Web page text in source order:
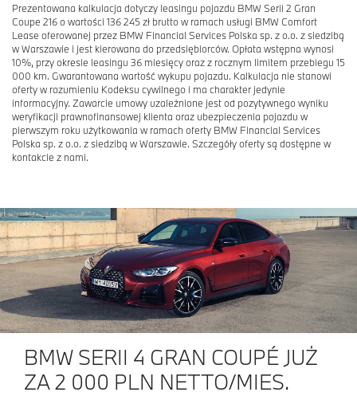
Prezentowana kalkulacja dotyczy leasingu pojazdu BMW Serii 2 Gran
Coupe 216 o wartości 136 245 zł brutto w ramach usługi BMW Comfort
Lease oferowanej przez BMW Financial Services Polska sp. z o.o. z siedzibą
w Warszawie i jest kierowana do przedsiębiorców. Opłata wstępna wynosi
10%, przy okresie leasingu 36 miesięcy oraz z rocznym limitem przebiegu 15
000 km. Gwarantowana wartość wykupu pojazdu. Kalkulacja nie stanowi
oferty w rozumieniu Kodeksu cywilnego i ma charakter jedynie
informacyjny. Zawarcie umowy uzależnione jest od pozytywnego wyniku
weryfikacji prawnofinansowej klienta oraz ubezpieczenia pojazdu w
pierwszym roku użytkowania w ramach oferty BMW Financial Services
Polska sp. z o.o. z siedzibą w Warszawie. Szczegóły oferty są dostępne w
kontakcie z nami.
BMW SERII 4 GRAN COUPÉ JUŻ
ZA 2 000 PLN NETTO/MIES.